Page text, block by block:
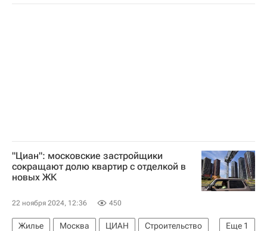
Никита Стасишин
"Циан": московские застройщики
сокращают долю квартир с отделкой в
новых ЖК
22 ноября 2024, 12:36 450
Еще 1
Жилье Москва ЦИАН
Строительство